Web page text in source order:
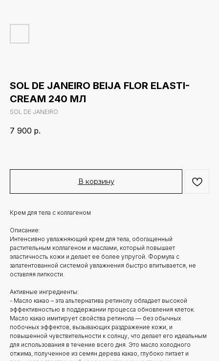
SOL DE JANEIRO BEIJA FLOR ELASTI-
CREAM 240 МЛ
SOL DE JANEIRO
7 900 р.
В корзину
Крем для тела с коллагеном
Описание:
Интенсивно увлажняющий крем для тела, обогащенный
растительным коллагеном и маслами, который повышает
эластичность кожи и делает ее более упругой. Формула с
запатентованной системой увлажнения быстро впитывается, не
оставляя липкости.
Активные ингредиенты:
- Масло какао – эта альтернатива ретинолу обладает высокой
эффективностью в поддержании процесса обновления клеток.
Масло какао имитирует свойства ретинола — без обычных
побочных эффектов, вызывающих раздражение кожи, и
повышенной чувствительности к солнцу, что делает его идеальным
для использования в течение всего дня. Это масло холодного
отжима, полученное из семян дерева какао, глубоко питает и